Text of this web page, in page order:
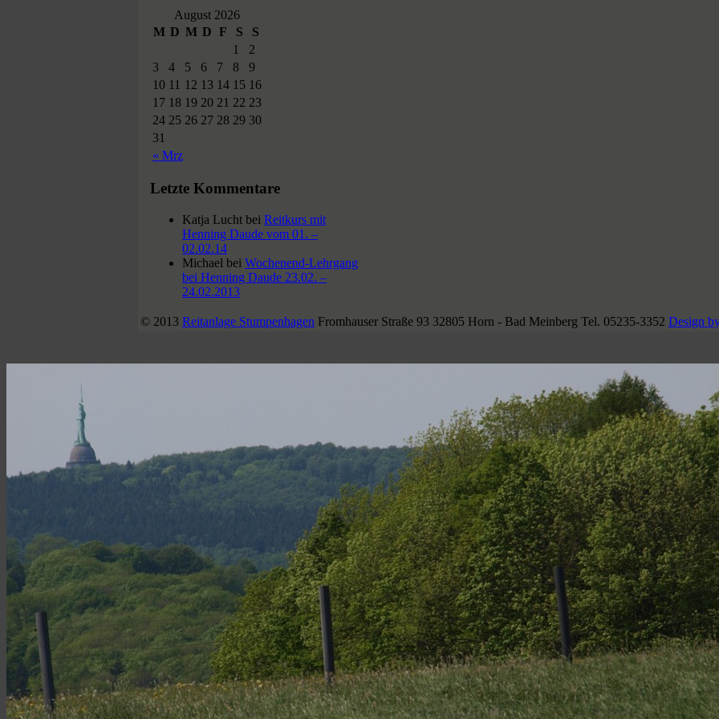
August 2026
M D M D F S S
« Mrz
1
2
3
4 5 6 7 8
9
10 11 12 13 14 15 16
17 18 19 20 21 22 23
24 25 26 27 28 29 30
31
Letzte Kommentare
Katja Lucht bei Reitkurs mit
Henning Daude vom 01. –
02.02.14
Michael bei Wochenend-Lehrgang
bei Henning Daude 23.02. –
24.02.2013
© 2013 Reitanlage Stumpenhagen Fromhauser Straße 93 32805 Horn - Bad Meinberg Tel. 05235-3352 Design